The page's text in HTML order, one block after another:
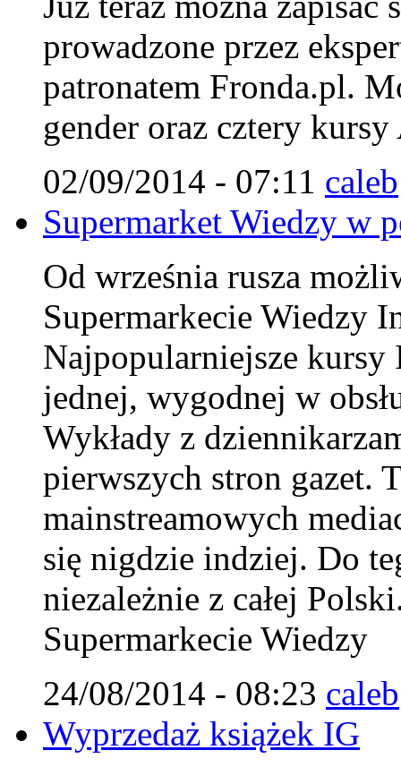
prowadzone przez
patronatem Fronda.pl.
gender oraz cztery
02/09/2014 - 07:11 caleb
Supermarket Wiedzy w
Od września rusza
Supermarkecie Wiedzy
Najpopularniejsze kursy
jednej, wygodnej w
Wykłady z
pierwszych stron gazet.
mainstreamowych
się nigdzie indziej. Do
niezależnie z całej
Supermarkecie Wiedzy
24/08/2014 - 08:23 caleb
Wyprzedaż książek IG